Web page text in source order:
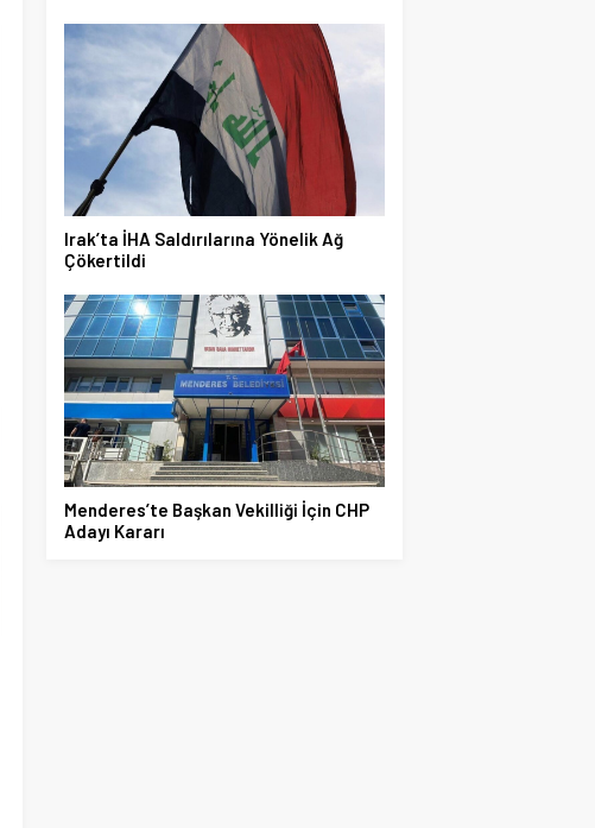
Irak’ta İHA Saldırılarına Yönelik Ağ
Çökertildi
Menderes’te Başkan Vekilliği İçin CHP
Adayı Kararı